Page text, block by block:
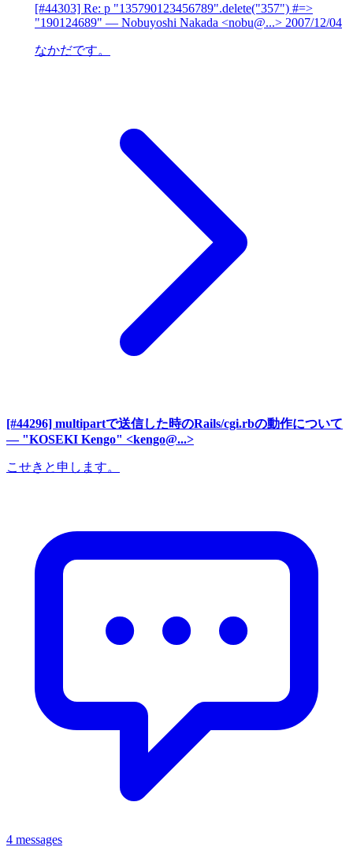
[#44303] Re: p "135790123456789".delete("357") #=>
"190124689" — Nobuyoshi Nakada <nobu@...> 2007/12/04
なかだです。
[#44296] multipartで送信した時のRails/cgi.rbの動作について
— "KOSEKI Kengo" <kengo@...>
こせきと申します。
4 messages